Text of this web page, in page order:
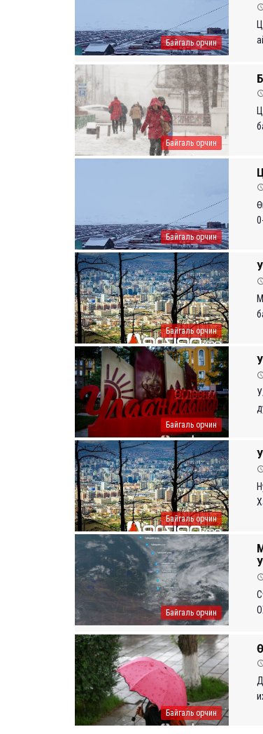
Байгаль орчин
Байгаль орчин
Байгаль орчин
Байгаль орчин
Байгаль орчин
Байгаль орчин
Байгаль орчин
Байгаль орчин